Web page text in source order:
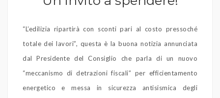
“L’edilizia ripartirà con sconti pari al costo pressoché
totale dei lavori”, questa è la buona notizia annunciata
dal Presidente del Consiglio che parla di un nuovo
“meccanismo di detrazioni fiscali” per efficientamento
energetico e messa in sicurezza antisismica degli